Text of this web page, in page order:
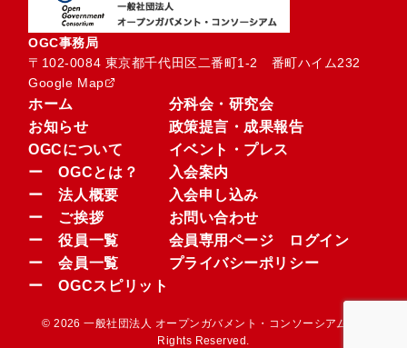
OGC事務局
〒102-0084 東京都千代田区二番町1-2　番町ハイム232
Google Map
ホーム
お知らせ
OGCについて
ー OGCとは？
ー 法人概要
ー ご挨拶
ー 役員一覧
ー 会員一覧
ー OGCスピリット
分科会・研究会
政策提言・成果報告
イベント・プレス
入会案内
入会申し込み
お問い合わせ
会員専用ページ ログイン
プライバシーポリシー
© 2026 一般社団法人 オープンガバメント・コンソーシアム.All
Rights Reserved.